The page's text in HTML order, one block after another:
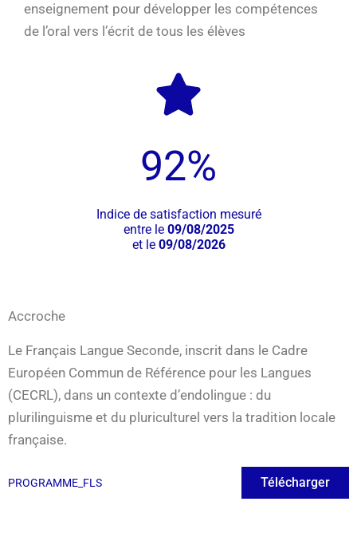
enseignement pour développer les compétences
de l’oral vers l’écrit de tous les élèves
92%
Indice de satisfaction mesuré
entre le 09/08/2025
et le 09/08/2026
Accroche
Le Français Langue Seconde, inscrit dans le Cadre
Européen Commun de Référence pour les Langues
(CECRL), dans un contexte d’endolingue : du
plurilinguisme et du pluriculturel vers la tradition locale
française.
PROGRAMME_FLS Télécharger